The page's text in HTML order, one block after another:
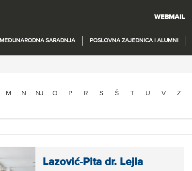
WEBMAIL
MEĐUNARODNA SARADNJA POSLOVNA ZAJEDNICA I ALUMNI
M N NJ O P R S Š T U V Z
Lazović-Pita dr. Lejla